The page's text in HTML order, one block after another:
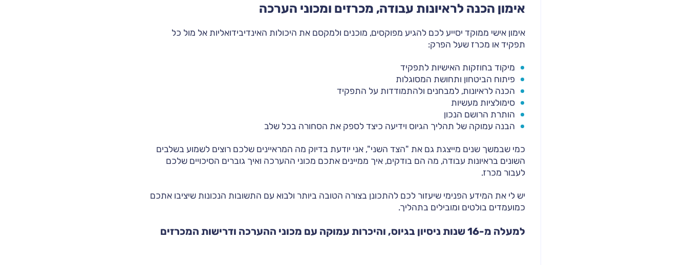
אימון הכנה לראיונות עבודה, מכרזים ומכוני הערכה
אימון אישי ממוקד יסייע לכם להגיע מפוקסים, מוכנים ולמקסם את היכולות האינדיבידואליות אל מול כל
תפקיד או מכרז שעל הפרק:
מיקוד בחוזקות האישיות לתפקיד
פיתוח הביטחון ותחושת המסוגלות
הכנה לראיונות, למבחנים ולהתמודדות על התפקיד
סימולציות מעשיות
הותרת הרושם הנכון
הבנה עמוקה של תהליך הגיוס וידיעה כיצד לספק את הסחורה בכל שלב
כמי שבמשך שנים מייצגת גם את "הצד השני", אני יודעת בדיוק מה המראיינים שלכם רוצים לשמוע בשלבים
השונים בראיונות עבודה, מה הם בודקים, איך ממיינים אתכם מכוני ההערכה ואיך גוברים הסיכויים שלכם
לעבור מכרז.
יש לי את המידע הפנימי שיעזור לכם להתכונן בצורה הטובה ביותר ולבוא עם התשובות הנכונות שיציבו אתכם
כמועמדים בולטים ומובילים בתהליך.
למעלה מ-16 שנות ניסיון בגיוס, והיכרות עמוקה עם מכוני ההערכה ודרישות המכרזים